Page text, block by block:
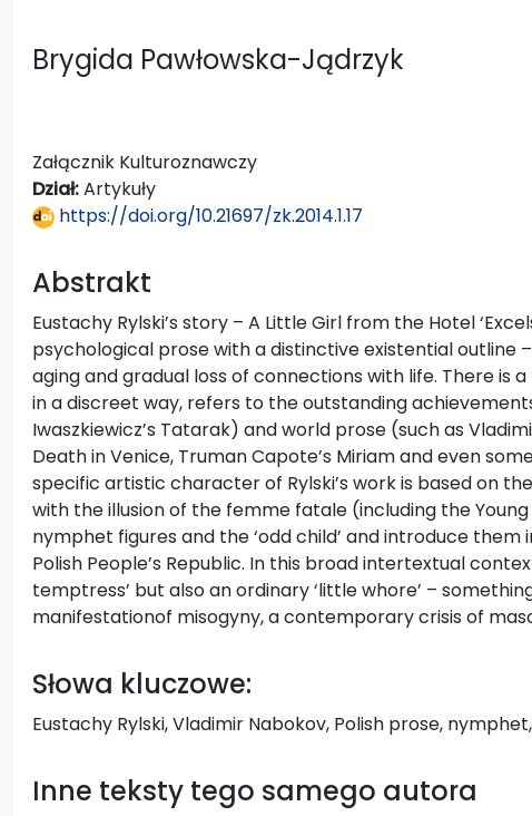
Brygida Pawłowska-Jądrzyk
Załącznik Kulturoznawczy
Dział:Artykuły
https://doi.org/10.21697/zk.2014.1.17
Abstrakt
Eustachy Rylski’s story – A Little Girl from the Hotel
psychological prose with a distinctive existential outline
aging and gradual loss of connections with life. There is
in a discreet way, refers to the outstanding
Iwaszkiewicz’s Tatarak) and world prose (such as
Death in Venice, Truman Capote’s Miriam and even
specific artistic character of Rylski’s work is based on
with the illusion of the femme fatale (including the
nymphet figures and the ‘odd child’ and introduce
Polish People’s Republic. In this broad intertextual
temptress’ but also an ordinary ‘little whore’ –
manifestationof misogyny, a contemporary crisis of
Słowa kluczowe:
Eustachy Rylski, Vladimir Nabokov, Polish prose,
Inne teksty tego samego autora